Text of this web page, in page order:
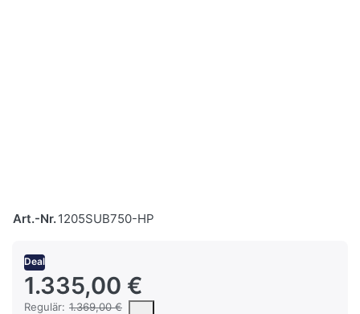
Art.-Nr.1205SUB750-HP
Deal
1.335,00 €
Regulär: 1.369,00 €
Es handelt sich um den mittleren Verkaufspreis, den Kunden für